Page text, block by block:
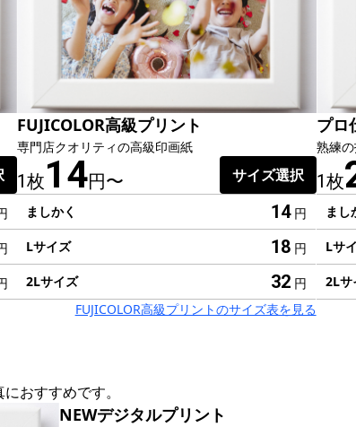
FUJICOLOR高級プリント
専門店クオリティの高級印画紙
1枚14円〜 サイズ選択
ましかく 14 円
Lサイズ
18 円
2Lサイズ
32 円
FUJICOLOR高級プリントのサイズ表を見る
プロ
熟練
1枚
まし
Lサ
2Lサ
おすすめです。
NEWデジタルプリント